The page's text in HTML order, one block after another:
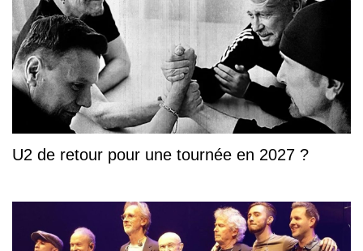
U2 de retour pour une tournée en 2027 ?